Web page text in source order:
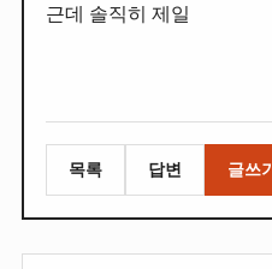
근데 솔직히 제일
목록 답변 글쓰기